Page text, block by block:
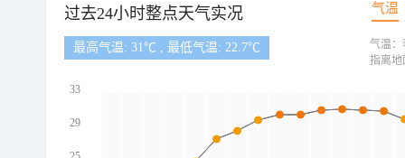
过去24小时整点天气实况 气温
最高气温: 31℃ , 最低气温: 22.7℃
33
29
气温：
指离地